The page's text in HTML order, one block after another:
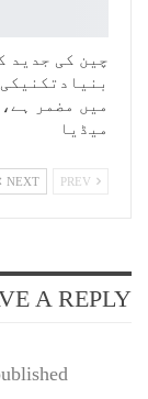
چین کی جدید
میں مضمر
میڈیا
NEXT
A REPLY